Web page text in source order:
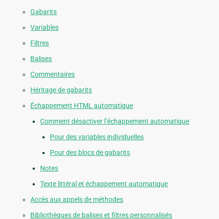
Gabarits
Variables
Filtres
Balises
Commentaires
Héritage de gabarits
Échappement HTML automatique
Comment désactiver l’échappement automatique
Pour des variables individuelles
Pour des blocs de gabarits
Notes
Texte littéral et échappement automatique
Accès aux appels de méthodes
Bibliothèques de balises et filtres personnalisés